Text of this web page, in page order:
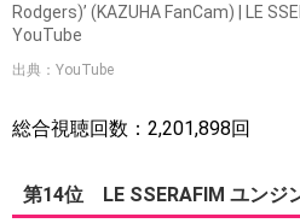
Rodgers)’ (KAZUHA FanCam) | LE
YouTube
出典：YouTube
総合視聴回数：2,201,898回
第14位 LE SSERAFIM ユンジ